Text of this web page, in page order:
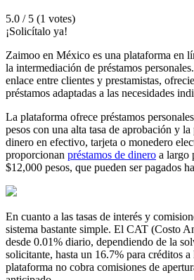
5.0 / 5 (1 votes)
¡Solicítalo ya!
Zaimoo en México es una plataforma en
la intermediación de préstamos
enlace entre clientes y prestamistas,
préstamos adaptadas a las necesidades
La plataforma ofrece préstamos
pesos con una alta tasa de aprobación y
dinero en efectivo, tarjeta o monedero
proporcionan préstamos de dinero a largo
$12,000 pesos, que pueden ser pagados
En cuanto a las tasas de interés y
sistema bastante simple. El CAT (Costo
desde 0.01% diario, dependiendo de la
solicitante, hasta un 16.7% para créditos
plataforma no cobra comisiones de